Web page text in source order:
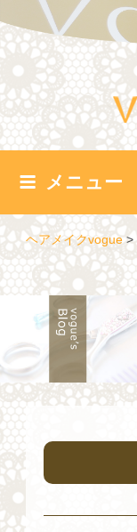
ン
テ
ツ
へ
ス
キ
メニュー
ヘアメイクvogue>